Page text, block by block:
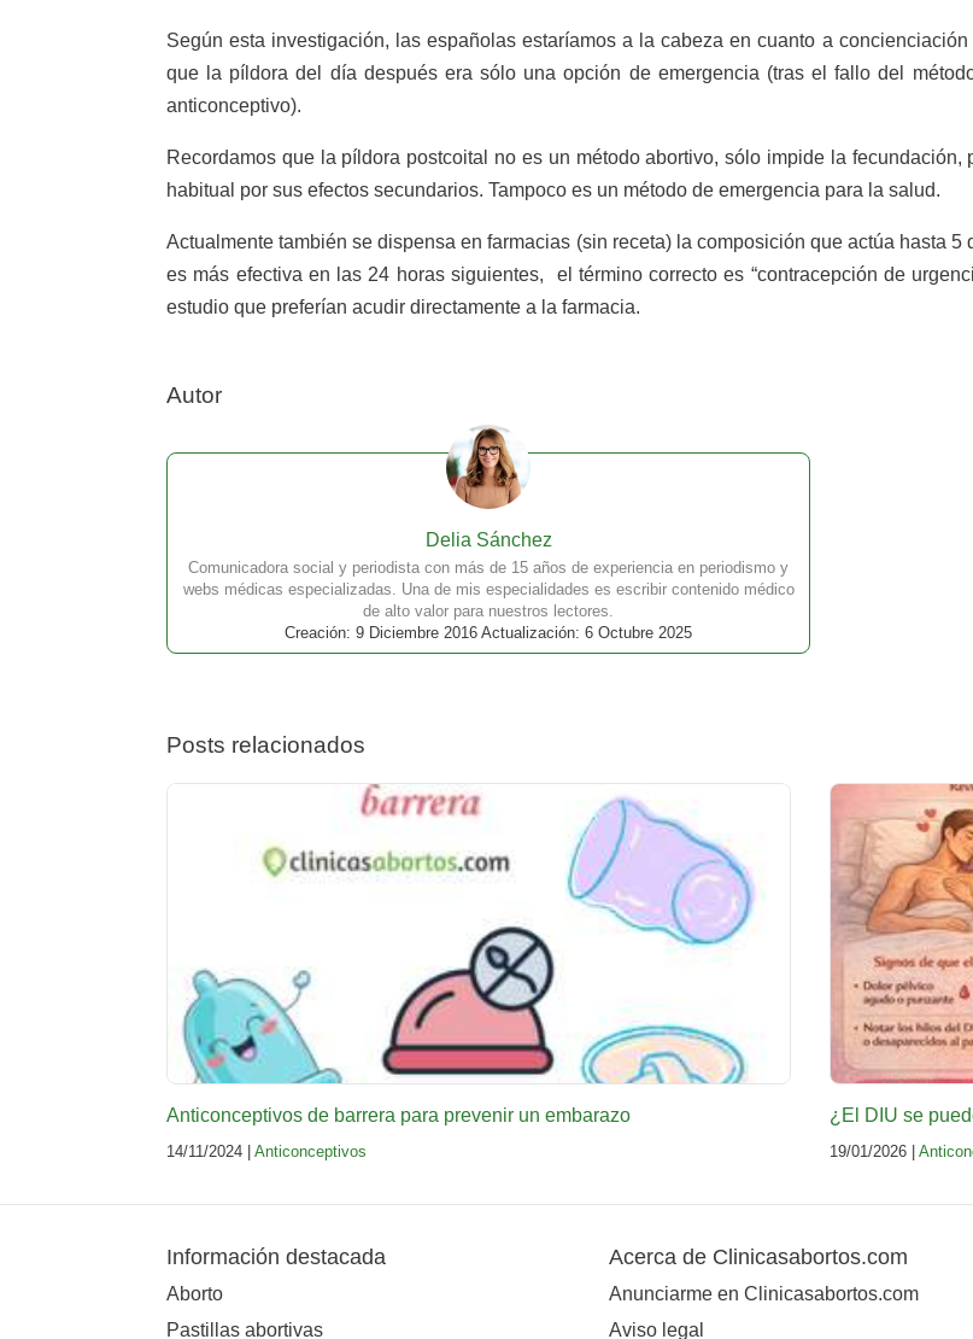
Según esta investigación, las españolas estaríamos a la cabeza en cuanto a
que la píldora del día después era sólo una opción de emergencia (tras el fallo del
anticonceptivo).
Recordamos que la píldora postcoital no es un método abortivo, sólo impide la
habitual por sus efectos secundarios. Tampoco es un método de emergencia para la salud.
Actualmente también se dispensa en farmacias (sin receta) la composición que actúa hasta
es más efectiva en las 24 horas siguientes, el término correcto es “contracepción de
estudio que preferían acudir directamente a la farmacia.
Autor
Delia Sánchez
Comunicadora social y periodista con más de 15 años de experiencia en periodismo y
webs médicas especializadas. Una de mis especialidades es escribir contenido médico
de alto valor para nuestros lectores.
Creación: 9 Diciembre 2016 Actualización: 6 Octubre 2025
Posts relacionados
Anticonceptivos de barrera para prevenir un embarazo
14/11/2024 | Anticonceptivos
¿El DIU se
19/01/2026 |
Información destacada
Aborto
Pastillas abortivas
Acerca de Clinicasabortos.com
Anunciarme en Clinicasabortos.com
Aviso legal